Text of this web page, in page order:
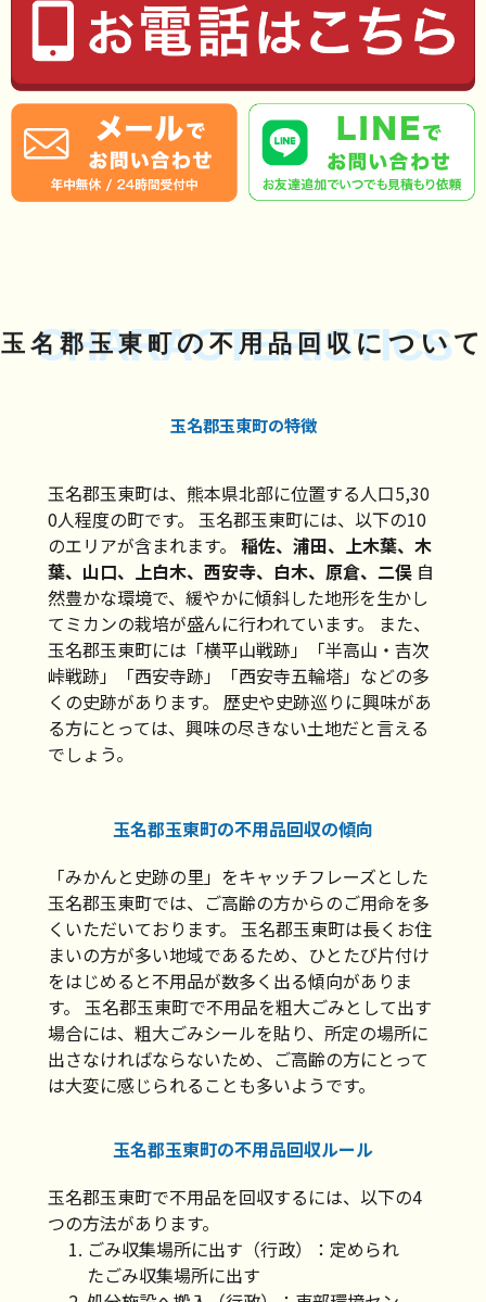
CHARACTERISTICS
玉名郡玉東町の不用品回収について
玉名郡玉東町の特徴
玉名郡玉東町は、熊本県北部に位置する人口5,30
0人程度の町です。 玉名郡玉東町には、以下の10
のエリアが含まれます。 稲佐、浦田、上木葉、木
葉、山口、上白木、西安寺、白木、原倉、二俣 自
然豊かな環境で、緩やかに傾斜した地形を生かし
てミカンの栽培が盛んに行われています。 また、
玉名郡玉東町には「横平山戦跡」「半高山・吉次
峠戦跡」「西安寺跡」「西安寺五輪塔」などの多
くの史跡があります。 歴史や史跡巡りに興味があ
る方にとっては、興味の尽きない土地だと言える
でしょう。
玉名郡玉東町の不用品回収の傾向
「みかんと史跡の里」をキャッチフレーズとした
玉名郡玉東町では、ご高齢の方からのご用命を多
くいただいております。 玉名郡玉東町は長くお住
まいの方が多い地域であるため、ひとたび片付け
をはじめると不用品が数多く出る傾向がありま
す。 玉名郡玉東町で不用品を粗大ごみとして出す
場合には、粗大ごみシールを貼り、所定の場所に
出さなければならないため、ご高齢の方にとって
は大変に感じられることも多いようです。
玉名郡玉東町の不用品回収ルール
玉名郡玉東町で不用品を回収するには、以下の4
つの方法があります。
ごみ収集場所に出す（行政）：定められ
たごみ収集場所に出す